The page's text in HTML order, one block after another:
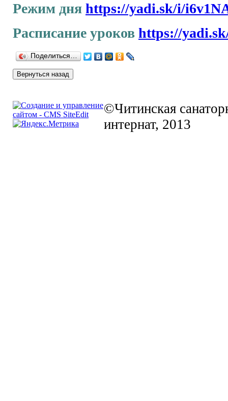
Режим дня https://yadi.sk/i/
Расписание уроков https://
Поделиться…
©Читинская
интернат, 2013